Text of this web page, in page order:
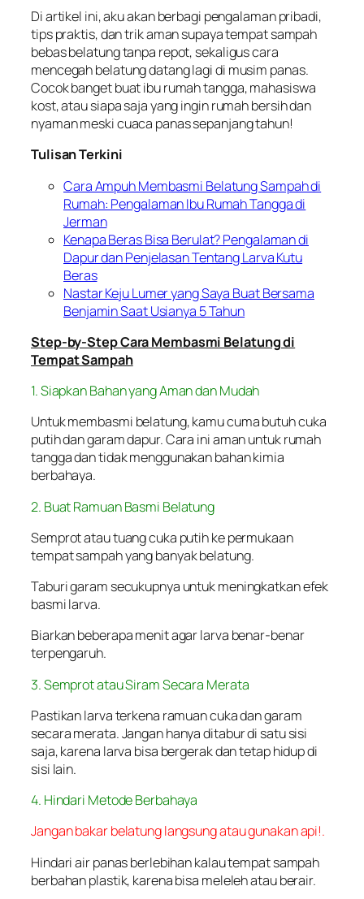
Di artikel ini, aku akan berbagi pengalaman pribadi,
tips praktis, dan trik aman supaya tempat sampah
bebas belatung tanpa repot, sekaligus cara
mencegah belatung datang lagi di musim panas.
Cocok banget buat ibu rumah tangga, mahasiswa
kost, atau siapa saja yang ingin rumah bersih dan
nyaman meski cuaca panas sepanjang tahun!
Tulisan Terkini
Cara Ampuh Membasmi Belatung Sampah di
Rumah: Pengalaman Ibu Rumah Tangga di
Jerman
Kenapa Beras Bisa Berulat? Pengalaman di
Dapur dan Penjelasan Tentang Larva Kutu
Beras
Nastar Keju Lumer yang Saya Buat Bersama
Benjamin Saat Usianya 5 Tahun
Step-by-Step Cara Membasmi Belatung di
Tempat Sampah
1. Siapkan Bahan yang Aman dan Mudah
Untuk membasmi belatung, kamu cuma butuh cuka
putih dan garam dapur. Cara ini aman untuk rumah
tangga dan tidak menggunakan bahan kimia
berbahaya.
2. Buat Ramuan Basmi Belatung
Semprot atau tuang cuka putih ke permukaan
tempat sampah yang banyak belatung.
Taburi garam secukupnya untuk meningkatkan efek
basmi larva.
Biarkan beberapa menit agar larva benar-benar
terpengaruh.
3. Semprot atau Siram Secara Merata
Pastikan larva terkena ramuan cuka dan garam
secara merata. Jangan hanya ditabur di satu sisi
saja, karena larva bisa bergerak dan tetap hidup di
sisi lain.
4. Hindari Metode Berbahaya
Jangan bakar belatung langsung atau gunakan api!.
Hindari air panas berlebihan kalau tempat sampah
berbahan plastik, karena bisa meleleh atau berair.